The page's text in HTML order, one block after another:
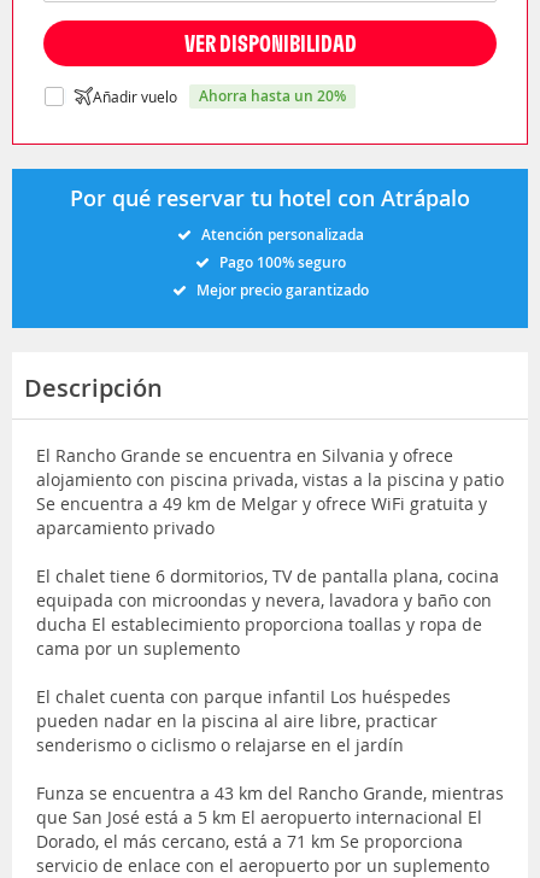
VER DISPONIBILIDAD
Añadir vuelo ahorra hasta un 20%
Por qué reservar tu hotel con Atrápalo
Atención personalizada
Pago 100% seguro
Mejor precio garantizado
Descripción
El Rancho Grande se encuentra en Silvania y ofrece
alojamiento con piscina privada, vistas a la piscina y patio
Se encuentra a 49 km de Melgar y ofrece WiFi gratuita y
aparcamiento privado
El chalet tiene 6 dormitorios, TV de pantalla plana, cocina
equipada con microondas y nevera, lavadora y baño con
ducha El establecimiento proporciona toallas y ropa de
cama por un suplemento
El chalet cuenta con parque infantil Los huéspedes
pueden nadar en la piscina al aire libre, practicar
senderismo o ciclismo o relajarse en el jardín
Funza se encuentra a 43 km del Rancho Grande, mientras
que San José está a 5 km El aeropuerto internacional El
Dorado, el más cercano, está a 71 km Se proporciona
servicio de enlace con el aeropuerto por un suplemento